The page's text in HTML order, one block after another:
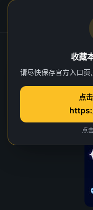
完美世界
第 222 集
收藏
请尽快保存官方入口
点
点